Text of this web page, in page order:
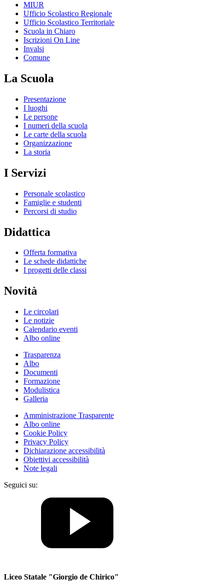
MIUR
Ufficio Scolastico Regionale
Ufficio Scolastico Territoriale
Scuola in Chiaro
Iscrizioni On Line
Invalsi
Comune
La Scuola
Presentazione
I luoghi
Le persone
I numeri della scuola
Le carte della scuola
Organizzazione
La storia
I Servizi
Personale scolastico
Famiglie e studenti
Percorsi di studio
Didattica
Offerta formativa
Le schede didattiche
I progetti delle classi
Novità
Le circolari
Le notizie
Calendario eventi
Albo online
Trasparenza
Albo
Documenti
Formazione
Modulistica
Galleria
Amministrazione Trasparente
Albo online
Cookie Policy
Privacy Policy
Dichiarazione accessibilità
Obiettivi accessibilità
Note legali
Seguici su:
Liceo Statale "Giorgio de Chirico"